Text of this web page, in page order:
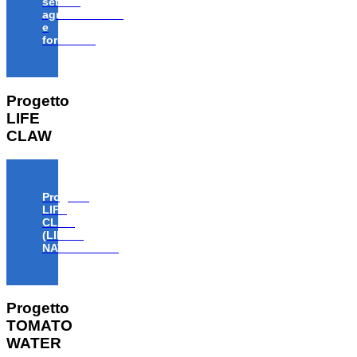
agroalimentare
e
forestale”
Progetto
LIFE
CLAW
Progetto
LIFE
CLAW
(LIFE18
NAT/IT/000806)
Progetto
TOMATO
WATER